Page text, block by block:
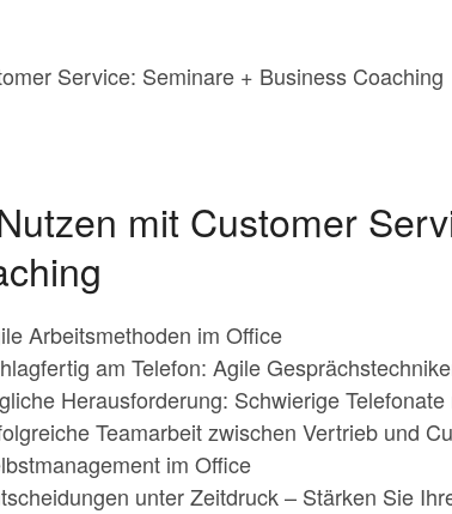
mit Customer
Arbeitsmethoden im Office
am Telefon: Agile
Herausforderung: Schwierige Telefonate
Teamarbeit zwischen Vertrieb und
im Office
unter Zeitdruck – Stärken Sie